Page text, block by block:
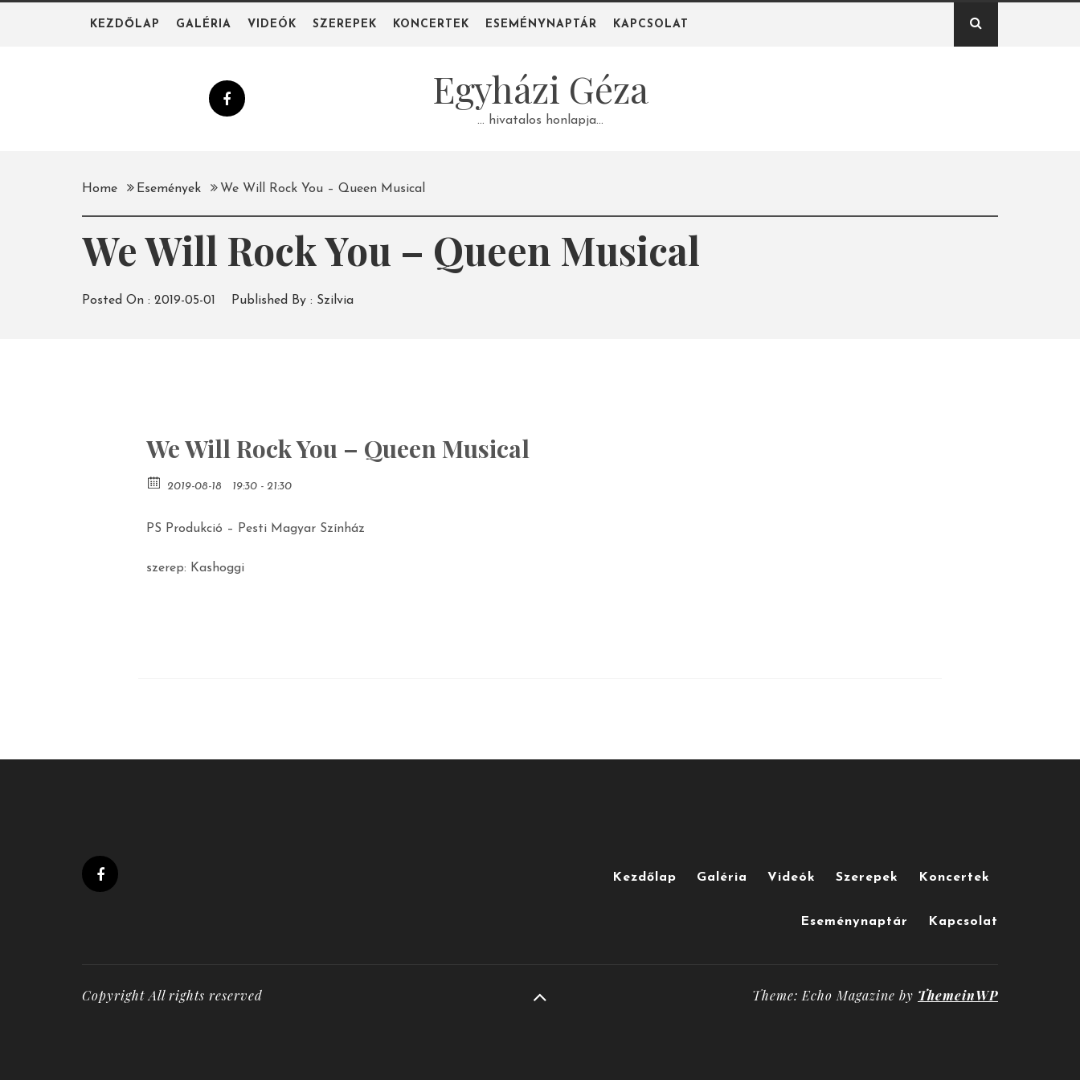
KEZDŐLAP GALÉRIA VIDEÓK SZEREPEK KONCERTEK ESEMÉNYNAPTÁR KAPCSOLAT
Egyházi Géza
… hivatalos honlapja…
Home Események We Will Rock You – Queen Musical
We Will Rock You – Queen Musical
Posted On : 2019-05-01 Published By : Szilvia
We Will Rock You – Queen Musical
2019-08-18 19:30 - 21:30
PS Produkció – Pesti Magyar Színház
szerep: Kashoggi
Kezdőlap Galéria Videók Szerepek Koncertek
Eseménynaptár Kapcsolat
Copyright All rights reserved Theme: Echo Magazine by ThemeinWP